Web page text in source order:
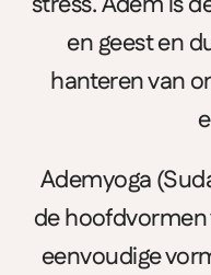
en geest en
hanteren van
Ademyoga
de hoofdvormen
eenvoudige